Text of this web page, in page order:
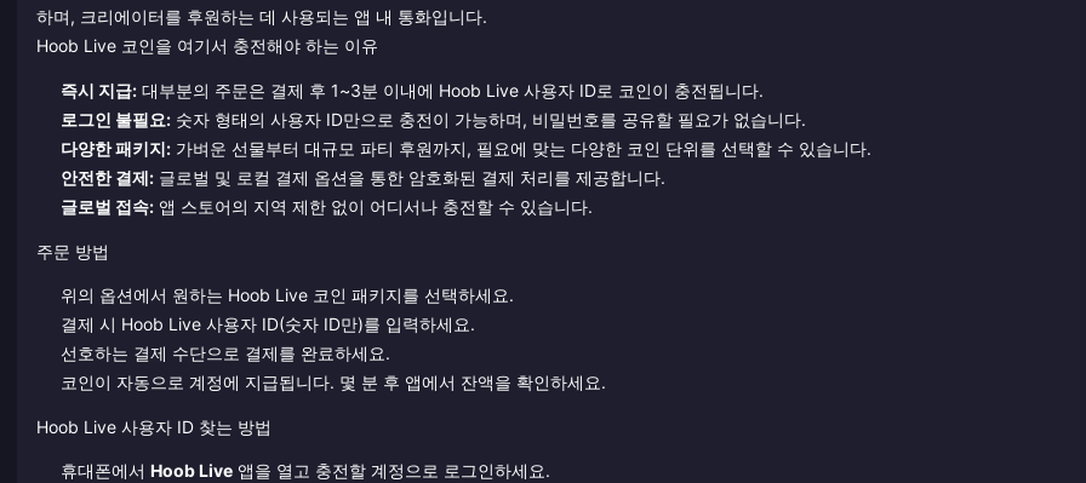
하며, 크리에이터를 후원하는 데 사용되는 앱 내 통화입니다.
Hoob Live 코인을 여기서 충전해야 하는 이유
즉시 지급:대부분의 주문은 결제 후 1~3분 이내에 Hoob Live 사용자 ID로 코인이 충전됩니다.
로그인 불필요:숫자 형태의 사용자 ID만으로 충전이 가능하며, 비밀번호를 공유할 필요가 없습니다.
다양한 패키지:가벼운 선물부터 대규모 파티 후원까지, 필요에 맞는 다양한 코인 단위를 선택할 수 있습니다.
안전한 결제:글로벌 및 로컬 결제 옵션을 통한 암호화된 결제 처리를 제공합니다.
글로벌 접속:앱 스토어의 지역 제한 없이 어디서나 충전할 수 있습니다.
주문 방법
위의 옵션에서 원하는 Hoob Live 코인 패키지를 선택하세요.
결제 시 Hoob Live 사용자 ID(숫자 ID만)를 입력하세요.
선호하는 결제 수단으로 결제를 완료하세요.
코인이 자동으로 계정에 지급됩니다. 몇 분 후 앱에서 잔액을 확인하세요.
Hoob Live 사용자 ID 찾는 방법
휴대폰에서 Hoob Live앱을 열고 충전할 계정으로 로그인하세요.